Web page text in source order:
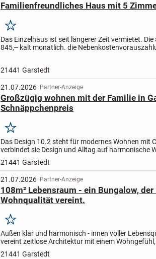
Familienfreundliches Haus mit 5
Merken
Das Einzelhaus ist seit längerer Zeit vermietet.
845,-- kalt monatlich. die
21441 Garstedt
21.07.2026 Partner-Anzeige
Großzügig wohnen mit der Familie in
Schnäppchenpreis
Merken
Das Design 10.2 steht für modernes Wohnen mit
verbindet sie Design und Alltag auf harmonische
Essbereich bildet das Herzstück - hell, großzügig
21441 Garstedt
21.07.2026 Partner-Anzeige
108m² Lebensraum - ein Bungalow,
Wohnqualität vereint.
Merken
Außen klar und harmonisch - innen voller
vereint zeitlose Architektur mit einem
und Offenheit ausstrahlt. Großzügige Räume,...
21441 Garstedt